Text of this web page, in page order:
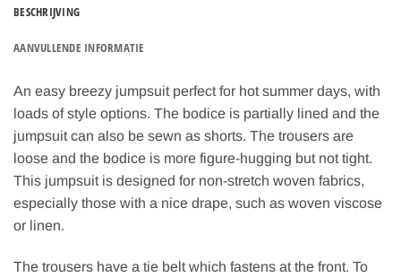
BESCHRIJVING
AANVULLENDE INFORMATIE
An easy breezy jumpsuit perfect for hot summer days, with
loads of style options. The bodice is partially lined and the
jumpsuit can also be sewn as shorts. The trousers are
loose and the bodice is more figure-hugging but not tight.
This jumpsuit is designed for non-stretch woven fabrics,
especially those with a nice drape, such as woven viscose
or linen.
The trousers have a tie belt which fastens at the front. To